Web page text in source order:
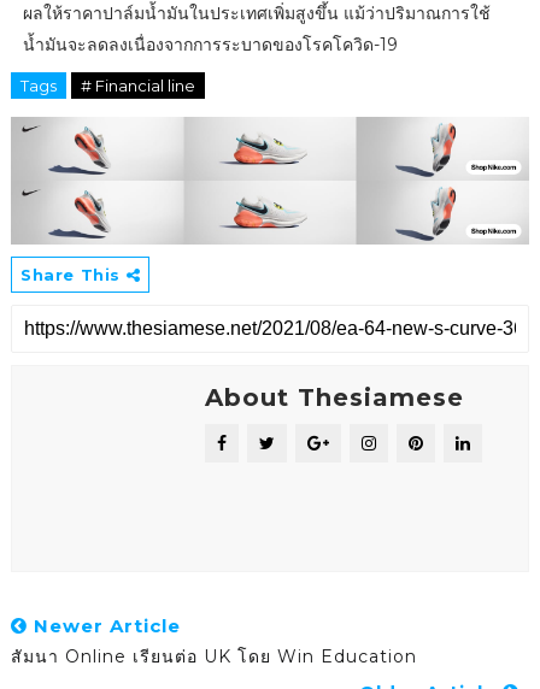
ผลให้ราคาปาล์มน้ำมันในประเทศเพิ่มสูงขึ้น แม้ว่าปริมาณการใช้
น้ำมันจะลดลงเนื่องจากการระบาดของโรคโควิด-19
Tags # Financial line
Share This
About Thesiamese
Newer Article
สัมนา Online เรียนต่อ UK โดย Win Education